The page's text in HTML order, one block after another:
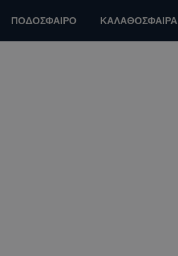
ΠΟΔΟΣΦΑΙΡΟ ΚΑΛΑΘΟΣΦΑΙΡΑ